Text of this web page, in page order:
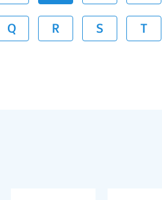
Q R S T